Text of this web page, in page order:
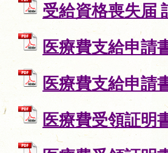
受給資格喪失届
医療費支給申
医療費支給申請
医療費受領証